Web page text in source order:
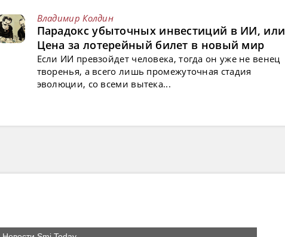
Владимир Колдин
Парадокс убыточных инвестиций в ИИ, или
Цена за лотерейный билет в новый мир
Если ИИ превзойдет человека, тогда он уже не венец
творенья, а всего лишь промежуточная стадия
эволюции, со всеми вытека...